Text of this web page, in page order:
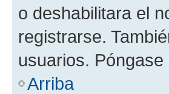
o deshabilitara el
registrarse.
usuarios.
Arriba